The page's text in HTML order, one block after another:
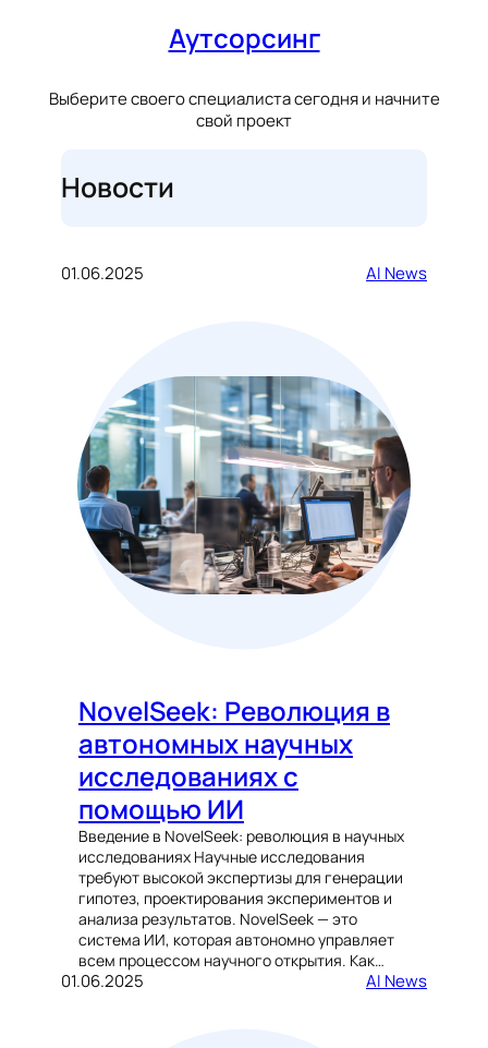
Аутсорсинг
Выберите своего специалиста сегодня и начните
свой проект
Новости
01.06.2025 AI News
NovelSeek: Революция в
автономных научных
исследованиях с
помощью ИИ
Введение в NovelSeek: революция в научных
исследованиях Научные исследования
требуют высокой экспертизы для генерации
гипотез, проектирования экспериментов и
анализа результатов. NovelSeek — это
система ИИ, которая автономно управляет
всем процессом научного открытия. Как…
01.06.2025 AI News